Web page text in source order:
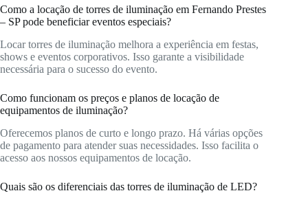
Como a locação de torres de iluminação em Fernando Prestes
– SP pode beneficiar eventos especiais?
Locar torres de iluminação melhora a experiência em festas,
shows e eventos corporativos. Isso garante a visibilidade
necessária para o sucesso do evento.
Como funcionam os preços e planos de locação de
equipamentos de iluminação?
Oferecemos planos de curto e longo prazo. Há várias opções
de pagamento para atender suas necessidades. Isso facilita o
acesso aos nossos equipamentos de locação.
Quais são os diferenciais das torres de iluminação de LED?